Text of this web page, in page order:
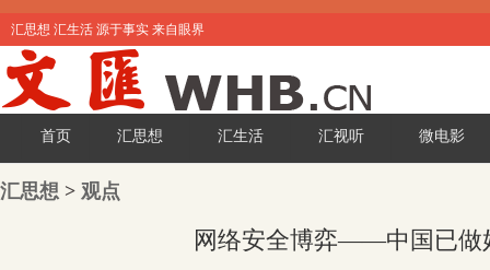
汇思想 汇生活 源于事实 来自眼界
首页 汇思想 汇生活 汇视听 微电影
汇思想 > 观点
网络安全博弈——中国已做